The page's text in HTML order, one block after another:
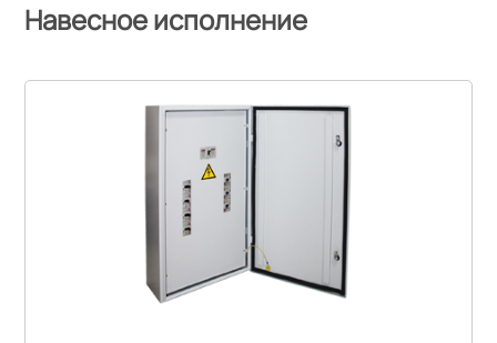
Навесное исполнение